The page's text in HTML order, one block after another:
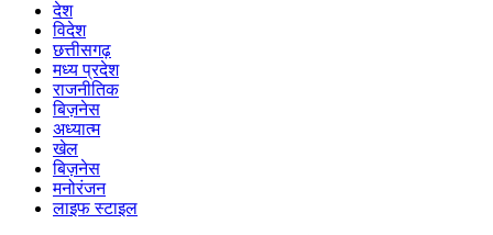
देश
विदेश
छत्तीसगढ़
मध्य प्रदेश
राजनीतिक
बिज़नेस
अध्यात्म
खेल
बिज़नेस
मनोरंजन
लाइफ स्टाइल